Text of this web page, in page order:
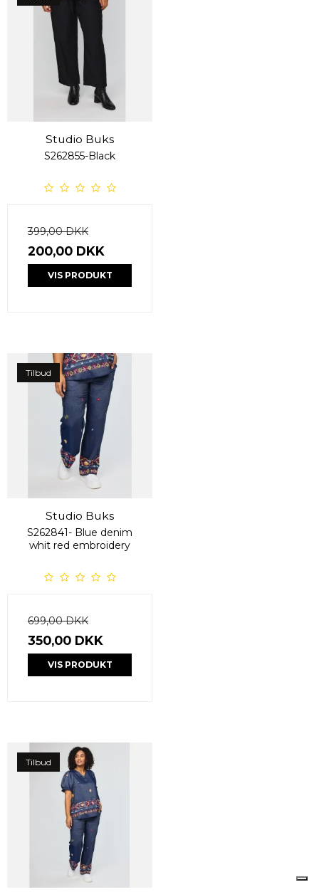
Studio Buks
S262855-Black
399,00 DKK
200,00 DKK
VIS PRODUKT
Tilbud
Studio Buks
S262841- Blue denim
whit red embroidery
699,00 DKK
350,00 DKK
VIS PRODUKT
Tilbud